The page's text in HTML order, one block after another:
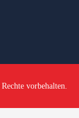
vorbehalten.